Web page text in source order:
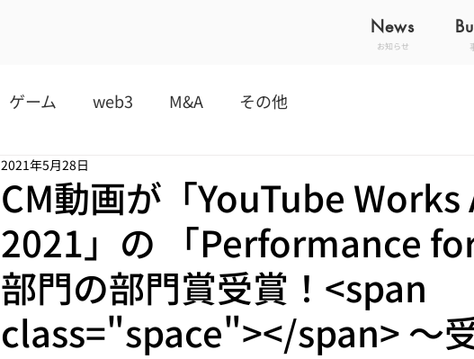
News
お知らせ
ゲーム web3 M&A その他
CM動画が「YouTube
2021」の 「Performance
部門の部門賞受賞！<span
class="space"></span> ～
2021年5月28日